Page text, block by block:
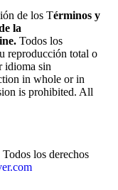
de los Términos y
la
Todos los
reproducción total o
idioma sin
in whole or in
is prohibited. All
los derechos